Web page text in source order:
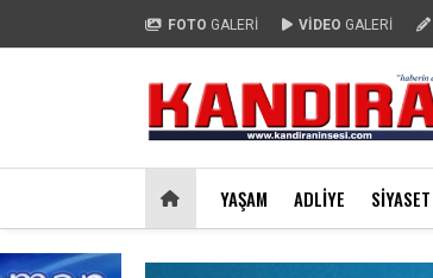
FOTO GALERİ VİDEO GALERİ
YAŞAM ADLIYE SIYASET